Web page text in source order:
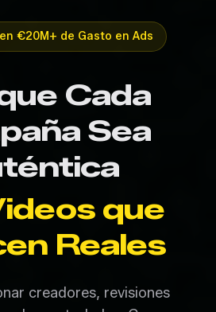
€20M+ de Gasto en Ads
Cada
Sea
que
Reales
creadores, revisiones